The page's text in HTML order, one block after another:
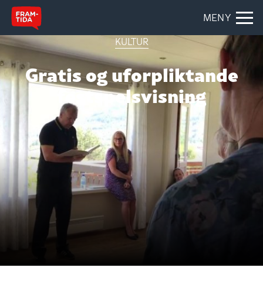
MENY
KULTUR
Gratis og uforpliktande
festspelsvisning